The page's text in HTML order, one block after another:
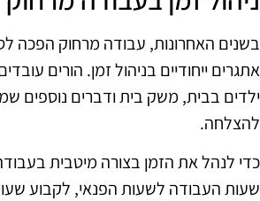
בשנים האחרונות, עבודה מרחוק הפכה
אתגרים ייחודיים בניהול זמן. הורים
ילדים בבית, משק בית ודברים נוספים
להצלחה.
כדי לנהל את הזמן בצורה מיטבית
שעות העבודה לשעות הפנאי, לקבוע